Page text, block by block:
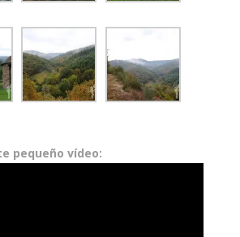
pequeño vídeo: